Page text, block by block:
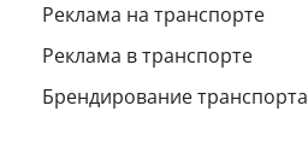
Реклама на транспорте
Реклама в транспорте
Брендирование транспорта